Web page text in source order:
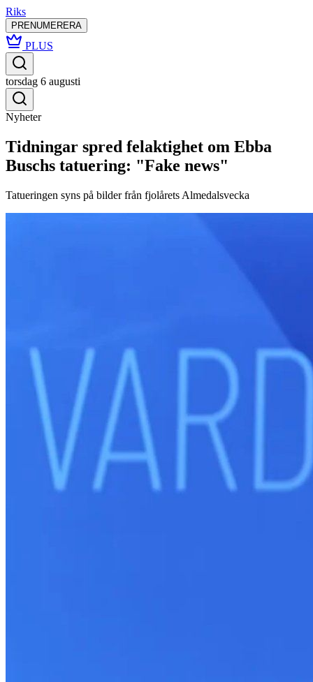
Riks
PRENUMERERA
PLUS
torsdag 6 augusti
Nyheter
Tidningar spred felaktighet om Ebba
Buschs tatuering: "Fake news"
Tatueringen syns på bilder från fjolårets Almedalsvecka